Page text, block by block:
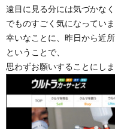
遠目に見る分には気づかな
でものすごく気になっていま
幸いなことに、昨日から近
ということで、
思わずお願いすることにしま